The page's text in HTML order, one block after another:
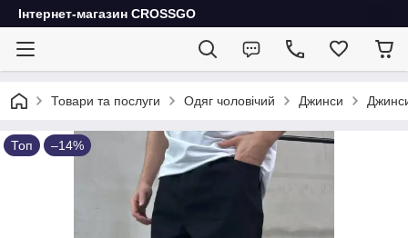
Інтернет-магазин CROSSGO
Товари та послуги Одяг чоловічий Джинси
Топ –14%